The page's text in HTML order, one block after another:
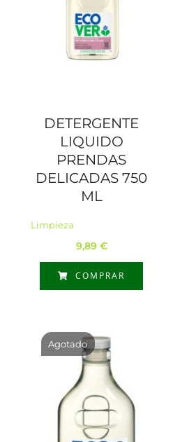
DETERGENTE
LIQUIDO
PRENDAS
DELICADAS 750
ML
Limpieza
9,89 €
COMPRAR
Agotado